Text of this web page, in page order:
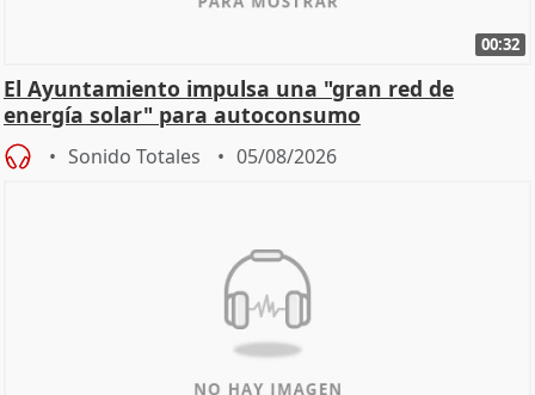
00:32
El Ayuntamiento impulsa una "gran red de
energía solar" para autoconsumo
Sonido Totales 05/08/2026